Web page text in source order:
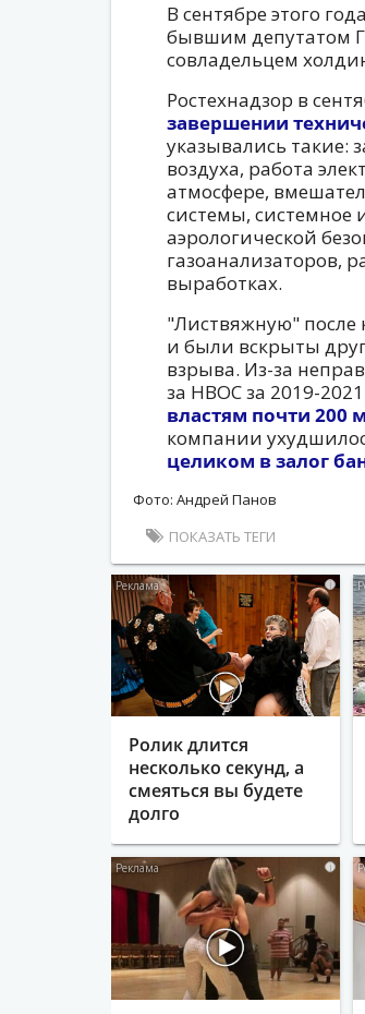
В сентябре этого
бывшим депутатом
совладельцем
Ростехнадзор в
завершении
указывались такие:
воздуха, работа
атмосфере,
системы, системное
аэрологической
газоанализаторов,
выработках.
"Листвяжную" после
и были вскрыты
взрыва. Из-за
за НВОС за 2019-
властям почти 200
компании
целиком в залог
Фото: Андрей Панов
ПОКАЗАТЬ ТЕГИ
i
Ролик длится
несколько секунд, а
смеяться вы будете
долго
i